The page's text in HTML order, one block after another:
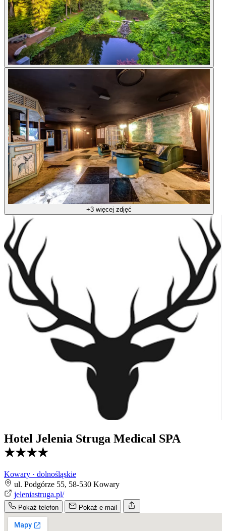
+3 więcej zdjęć
Hotel Jelenia Struga Medical SPA
★★★★
Kowary · dolnośląskie
ul. Podgórze 55, 58-530 Kowary
jeleniastruga.pl/
Pokaż telefon Pokaż e-mail